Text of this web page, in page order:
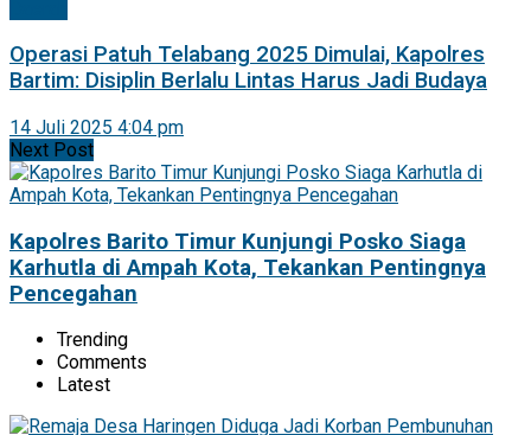
Operasi Patuh Telabang 2025 Dimulai, Kapolres
Bartim: Disiplin Berlalu Lintas Harus Jadi Budaya
14 Juli 2025 4:04 pm
Next Post
Kapolres Barito Timur Kunjungi Posko Siaga
Karhutla di Ampah Kota, Tekankan Pentingnya
Pencegahan
Trending
Comments
Latest